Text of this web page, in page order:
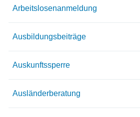
Arbeitslosenanmeldung
Ausbildungsbeiträge
Auskunftssperre
Ausländerberatung